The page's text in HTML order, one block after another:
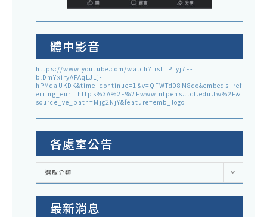
體中影音
https://www.youtube.com/watch?list=PLyj7F-
blDmYxiryAPAqLJLj-
hPMqaUKDK&time_continue=1&v=QFWTd08M8do&embeds_ref
erring_euri=https%3A%2F%2Fwww.ntpehs.ttct.edu.tw%2F&
source_ve_path=Mjg2NjY&feature=emb_logo
各處室公告
各
室
告
選取分類
最新消息